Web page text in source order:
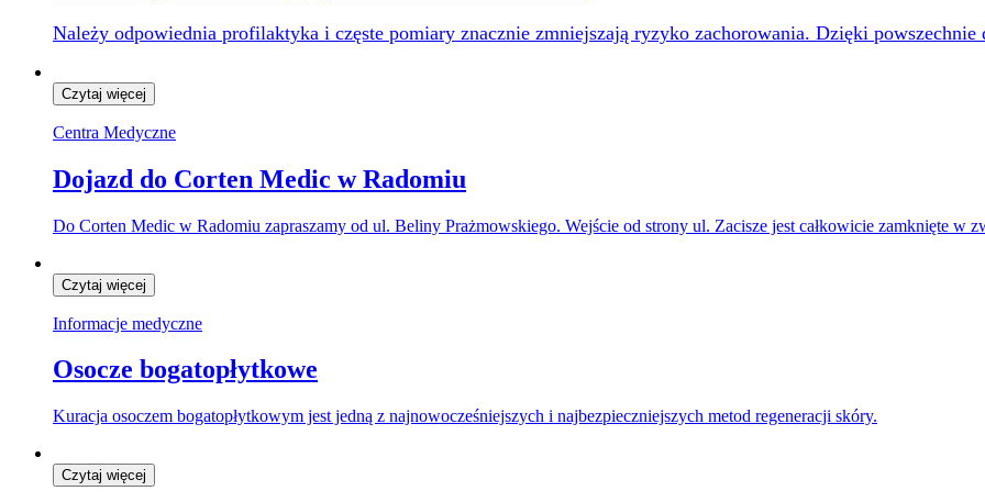
Należy odpowiednia profilaktyka i częste pomiary znacznie zmniejszają ryzyko zachorowania. Dzięki
Czytaj więcej
Centra Medyczne
Dojazd do Corten Medic w Radomiu
Do Corten Medic w Radomiu zapraszamy od ul. Beliny Prażmowskiego. Wejście od strony ul. Zacisze jest całkowicie zamknięte w
Czytaj więcej
Informacje medyczne
Osocze bogatopłytkowe
Kuracja osoczem bogatopłytkowym jest jedną z najnowocześniejszych i najbezpieczniejszych metod regeneracji skóry.
Czytaj więcej